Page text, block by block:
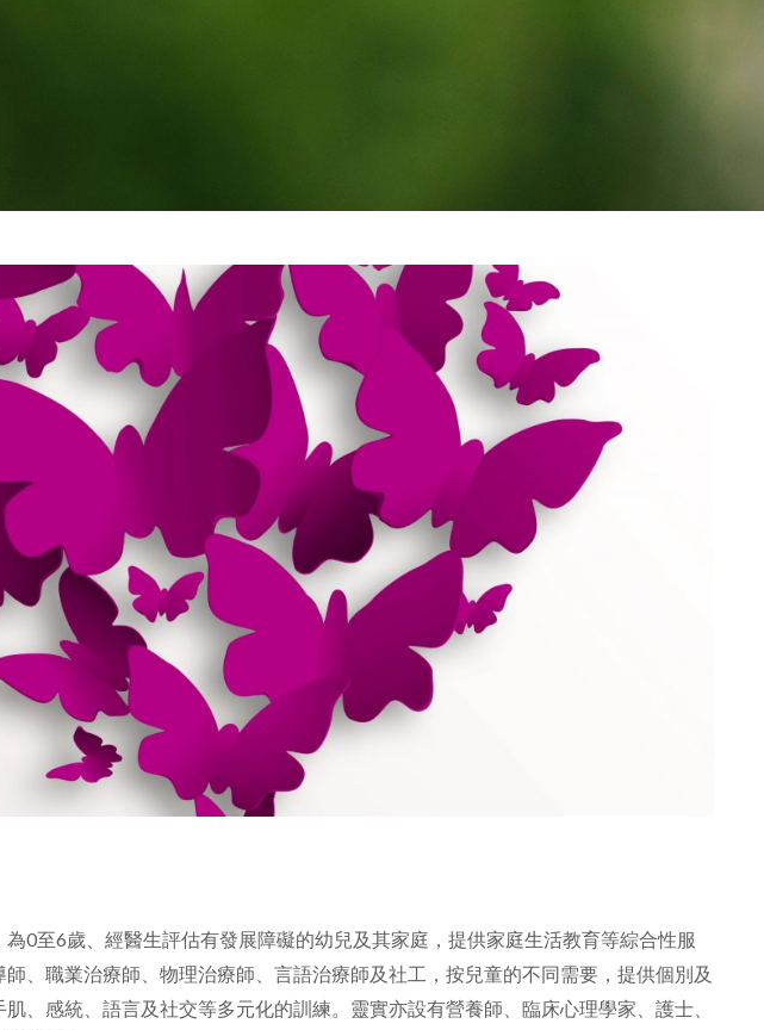
0至6歲、經醫生評估有發展障礙的幼兒及其家庭，提供家庭生活教育等綜合性服
、職業治療師、物理治療師、言語治療師及社工，按兒童的不同需要，提供個別及
、感統、語言及社交等多元化的訓練。靈實亦設有營養師、臨床心理學家、護士、